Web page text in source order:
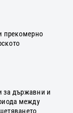
прекомерно
за държавни и
между